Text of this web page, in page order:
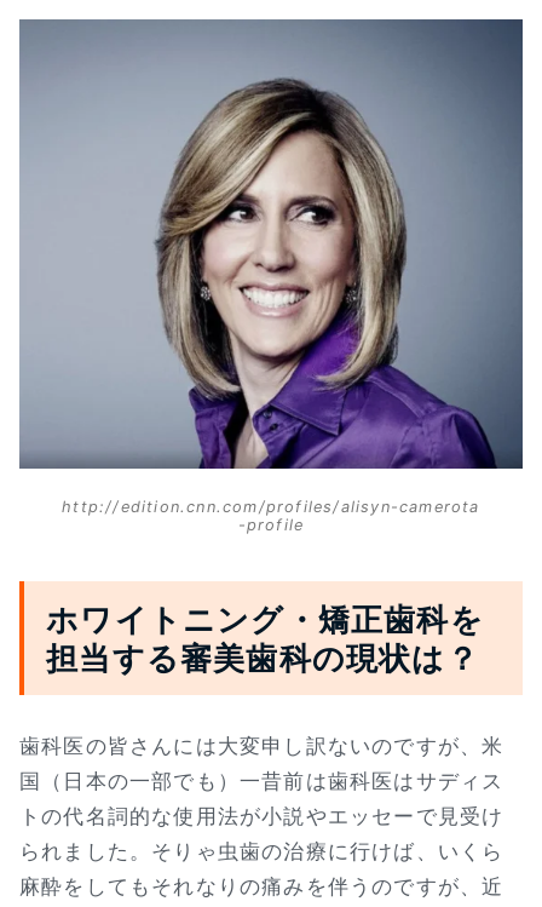
http://edition.cnn.com/profiles/alisyn-camerota
-profile
ホワイトニング・矯正歯科を
担当する審美歯科の現状は？
歯科医の皆さんには大変申し訳ないのですが、米
国（日本の一部でも）一昔前は歯科医はサディス
トの代名詞的な使用法が小説やエッセーで見受け
られました。そりゃ虫歯の治療に行けば、いくら
麻酔をしてもそれなりの痛みを伴うのですが、近